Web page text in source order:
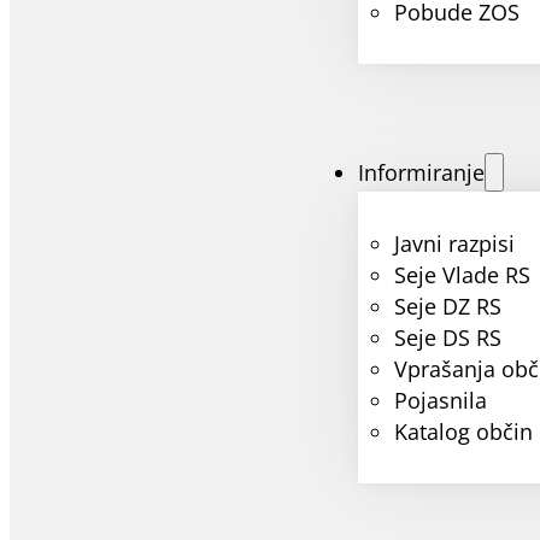
Pobude ZOS
Informiranje
Javni razpisi
Seje Vlade RS
Seje DZ RS
Seje DS RS
Vprašanja
Pojasnila
Katalog občin